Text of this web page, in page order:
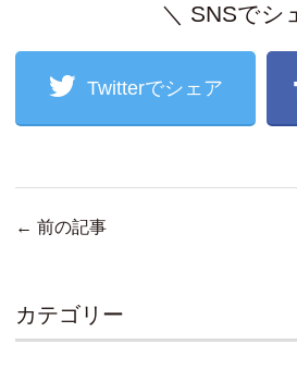
＼ SNSでシ
Twitterでシェア
← 前の記事
カテゴリー